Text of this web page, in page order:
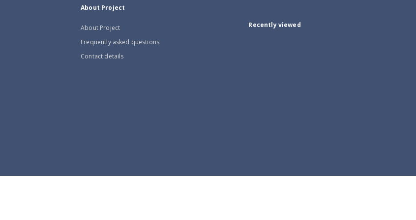
About Project
About Project
Frequently asked questions
Contact details
Recently viewed